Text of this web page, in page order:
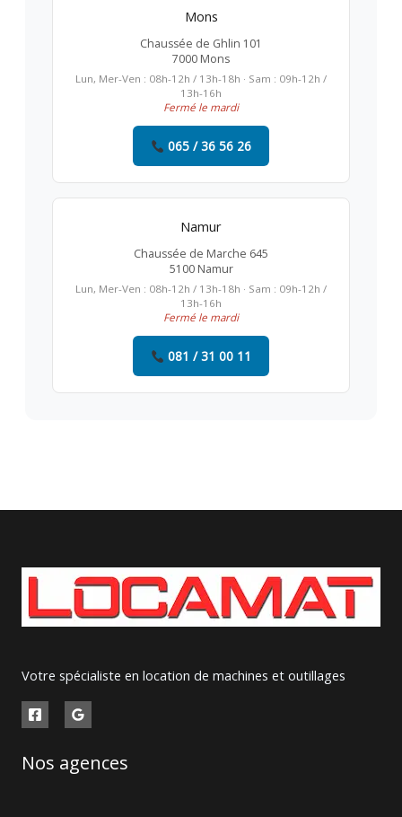
Mons
Chaussée de Ghlin 101
7000 Mons
Lun, Mer-Ven : 08h-12h / 13h-18h · Sam : 09h-12h /
13h-16h
Fermé le mardi
065 / 36 56 26
Namur
Chaussée de Marche 645
5100 Namur
Lun, Mer-Ven : 08h-12h / 13h-18h · Sam : 09h-12h /
13h-16h
Fermé le mardi
081 / 31 00 11
Votre spécialiste en location de machines et outillages
Nos agences